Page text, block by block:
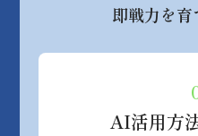
即戦力を
AI活用方